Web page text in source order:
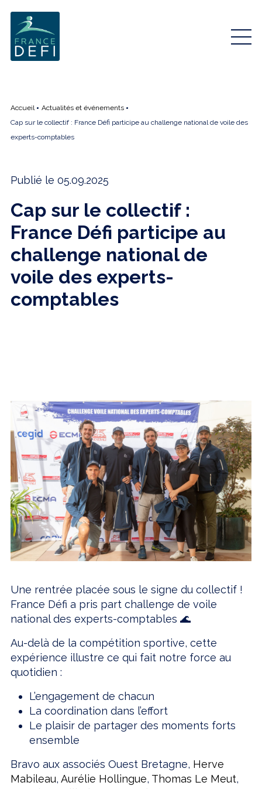
Accueil
Actualités et événements
Cap sur le collectif : France Défi participe au challenge national de voile des
experts-comptables
Publié le 05.09.2025
Cap sur le collectif :
France Défi participe au
challenge national de
voile des experts-
comptables
Une rentrée placée sous le signe du collectif !
France Défi a pris part challenge de voile
national des experts-comptables 🌊
Au-delà de la compétition sportive, cette
expérience illustre ce qui fait notre force au
quotidien :
L’engagement de chacun
La coordination dans l’effort
Le plaisir de partager des moments forts
ensemble
Bravo aux associés Ouest Bretagne, Herve
Mabileau, Aurélie Hollingue, Thomas Le Meut,